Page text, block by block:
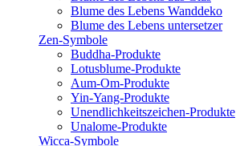
Blume des Lebens Wanddeko
Blume des Lebens untersetzer
Zen-Symbole
Buddha-Produkte
Lotusblume-Produkte
Aum-Om-Produkte
Yin-Yang-Produkte
Unendlichkeitszeichen-Produkte
Unalome-Produkte
Wicca-Symbole